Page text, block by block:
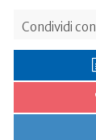
Condividi con